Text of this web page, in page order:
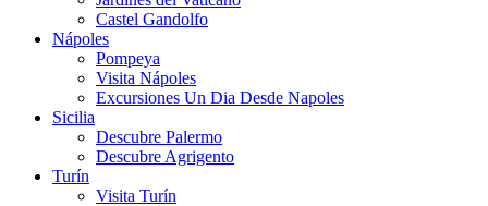
Castel Gandolfo
Nápoles
Pompeya
Visita Nápoles
Excursiones Un Dia Desde Napoles
Sicilia
Descubre Palermo
Descubre Agrigento
Turín
Visita Turín